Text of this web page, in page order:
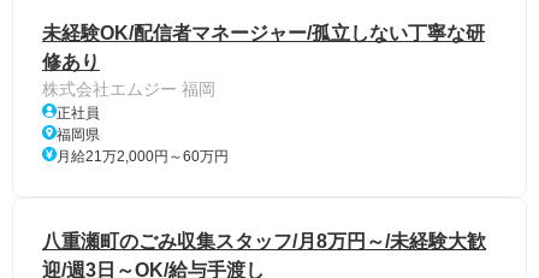
未経験OK/配信者マネージャー/孤立しない丁寧な研
修あり
株式会社エムジー 福岡
正社員
福岡県
月給21万2,000円～60万円
八重瀬町のごみ収集スタッフ/月8万円～/未経験大歓
迎/週3日～OK/給与手渡し